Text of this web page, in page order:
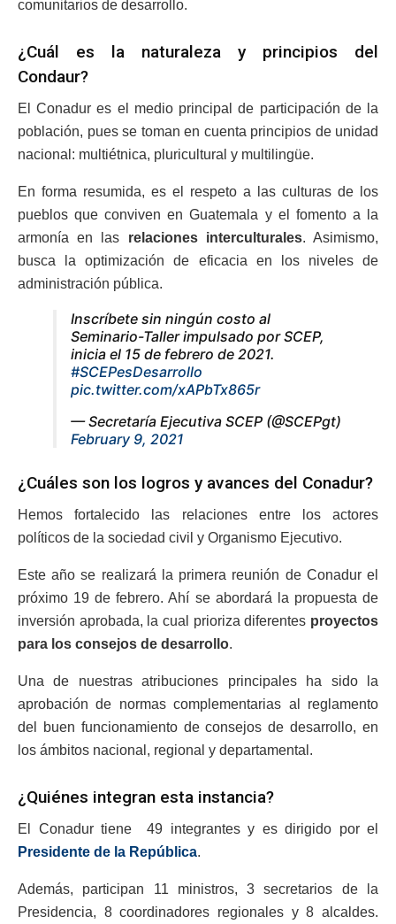
comunitarios de desarrollo.
¿Cuál es la naturaleza y principios del
Condaur?
El Conadur es el medio principal de participación de la
población, pues se toman en cuenta principios de unidad
nacional: multiétnica, pluricultural y multilingüe.
En forma resumida, es el respeto a las culturas de los
pueblos que conviven en Guatemala y el fomento a la
armonía en las relaciones interculturales. Asimismo,
busca la optimización de eficacia en los niveles de
administración pública.
Inscríbete sin ningún costo al
Seminario-Taller impulsado por SCEP,
inicia el 15 de febrero de 2021.
#SCEPesDesarrollo
pic.twitter.com/xAPbTx865r
— Secretaría Ejecutiva SCEP (@SCEPgt)
February 9, 2021
¿Cuáles son los logros y avances del Conadur?
Hemos fortalecido las relaciones entre los actores
políticos de la sociedad civil y Organismo Ejecutivo.
Este año se realizará la primera reunión de Conadur el
próximo 19 de febrero. Ahí se abordará la propuesta de
inversión aprobada, la cual prioriza diferentes proyectos
para los consejos de desarrollo.
Una de nuestras atribuciones principales ha sido la
aprobación de normas complementarias al reglamento
del buen funcionamiento de consejos de desarrollo, en
los ámbitos nacional, regional y departamental.
¿Quiénes integran esta instancia?
El Conadur tiene 49 integrantes y es dirigido por el
Presidente de la República.
Además, participan 11 ministros, 3 secretarios de la
Presidencia, 8 coordinadores regionales y 8 alcaldes.